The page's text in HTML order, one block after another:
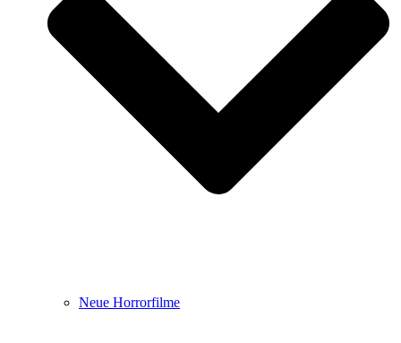
Neue Horrorfilme